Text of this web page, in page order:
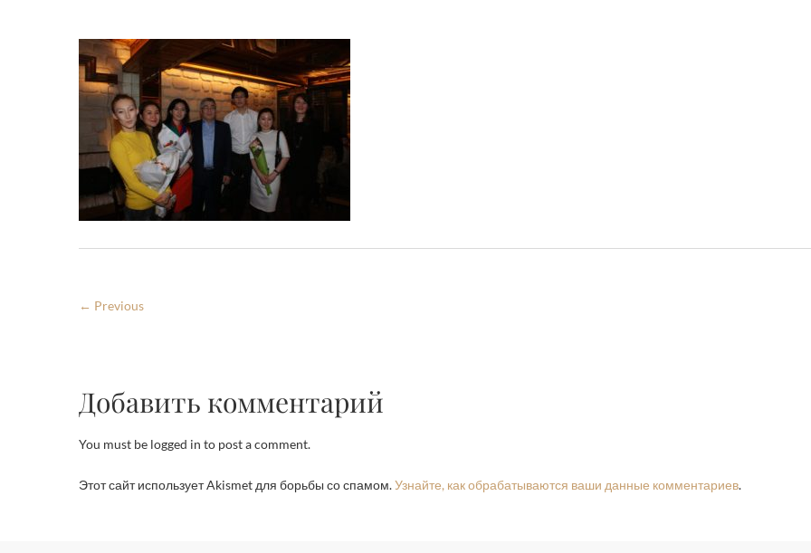
← Previous
Добавить комментарий
You must be logged in to post a comment.
Этот сайт использует Akismet для борьбы со спамом.Узнайте, как обрабатываются ваши данные комментариев.